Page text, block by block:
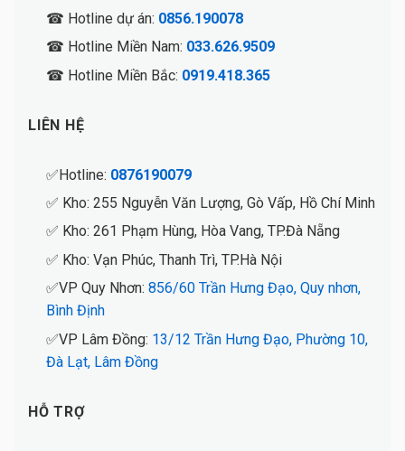
☎ Hotline dự án: 0856.190078
☎ Hotline Miền Nam: 033.626.9509
☎ Hotline Miền Bắc: 0919.418.365
LIÊN HỆ
✅Hotline: 0876190079
✅ Kho: 255 Nguyễn Văn Lượng, Gò Vấp, Hồ Chí Minh
✅ Kho: 261 Phạm Hùng, Hòa Vang, TP.Đà Nẵng
✅ Kho: Vạn Phúc, Thanh Trì, TP.Hà Nội
✅VP Quy Nhơn: 856/60 Trần Hưng Đạo, Quy nhơn,
Bình Định
✅VP Lâm Đồng: 13/12 Trần Hưng Đạo, Phường 10,
Đà Lạt, Lâm Đồng
HỖ TRỢ